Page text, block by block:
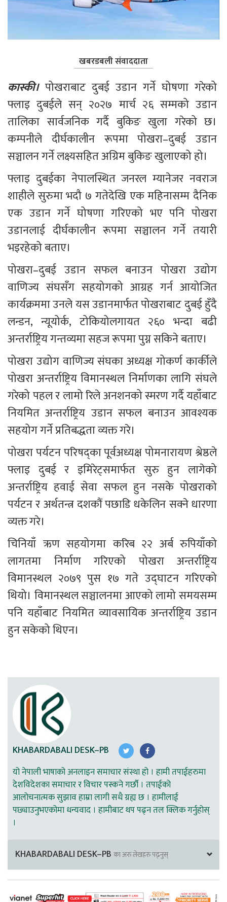
खबरडबली संवाददाता
कास्की। पोखराबाट दुबई उडान गर्ने घोषणा गरेको
फ्लाइ दुबईले सन् २०२७ मार्च २६ सम्मको उडान
तालिका सार्वजनिक गर्दै बुकिङ खुला गरेको छ।
कम्पनीले दीर्घकालीन रूपमा पोखरा–दुबई उडान
सञ्चालन गर्ने लक्ष्यसहित अग्रिम बुकिङ खुलाएको हो।
फ्लाइ दुबईका नेपालस्थित जनरल म्यानेजर नवराज
शाहीले सुरुमा भदौ ७ गतेदेखि एक महिनासम्म दैनिक
एक उडान गर्ने घोषणा गरिएको भए पनि पोखरा
उडानलाई दीर्घकालीन रूपमा सञ्चालन गर्ने तयारी
भइरहेको बताए।
पोखरा–दुबई उडान सफल बनाउन पोखरा उद्योग
वाणिज्य संघसँग सहयोगको आग्रह गर्न आयोजित
कार्यक्रममा उनले यस उडानमार्फत पोखराबाट दुबई हुँदै
लन्डन, न्यूयोर्क, टोकियोलगायत २६० भन्दा बढी
अन्तर्राष्ट्रिय गन्तव्यमा सहज रूपमा पुग्न सकिने बताए।
पोखरा उद्योग वाणिज्य संघका अध्यक्ष गोकर्ण कार्कीले
पोखरा अन्तर्राष्ट्रिय विमानस्थल निर्माणका लागि संघले
गरेको पहल र लामो रिले अनशनको स्मरण गर्दै यहाँबाट
नियमित अन्तर्राष्ट्रिय उडान सफल बनाउन आवश्यक
सहयोग गर्ने प्रतिबद्धता व्यक्त गरे।
पोखरा पर्यटन परिषद्का पूर्वअध्यक्ष पोमनारायण श्रेष्ठले
फ्लाइ दुबई र इमिरेट्समार्फत सुरु हुन लागेको
अन्तर्राष्ट्रिय हवाई सेवा सफल हुन नसके पोखराको
पर्यटन र अर्थतन्त्र दशकौं पछाडि धकेलिन सक्ने धारणा
व्यक्त गरे।
चिनियाँ ऋण सहयोगमा करिब २२ अर्ब रुपियाँको
लागतमा निर्माण गरिएको पोखरा अन्तर्राष्ट्रिय
विमानस्थल २०७९ पुस १७ गते उद्घाटन गरिएको
थियो। विमानस्थल सञ्चालनमा आएको लामो समयसम्म
पनि यहाँबाट नियमित व्यावसायिक अन्तर्राष्ट्रिय उडान
हुन सकेको थिएन।
KHABARDABALI DESK–PB
यो नेपाली भाषाको अनलाइन समाचार संस्था हो । हामी तपाईहरुमा
देशविदेशका समाचार र विचार पस्कने गर्छौ । तपाईको
आलोचनात्मक सुझाव हाम्रा लागी सधै ग्रह्य छ । हामीलाई
पछ्याउनुभएकोमा धन्यवाद । हामीबाट थप पढ्न तल क्लिक गर्नुहोस्
।
KHABARDABALI DESK–PB का अरु लेखहरु पढ्नुस्